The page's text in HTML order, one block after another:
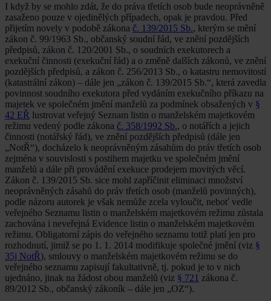
I když by se mohlo zdát, že do práva třetích osob bude neoprávněně
zasaženo pouze v ojedinělých případech, opak je pravdou. Před
přijetím novely v podobě zákona č. 139/2015 Sb., kterým se mění
zákon č. 99/1963 Sb., ob­čanský soudní řád, ve znění pozdějších
předpisů, zákon č. 120/2001 Sb., o soudních exekutorech a
exekuční činnosti (exekuční řád) a o změně dalších zákonů, ve znění
pozděj­ších předpisů, a zákon č. 256/2013 Sb., o katastru nemovi­tostí
(katastrální zákon) – dále jen „zákon č. 139/2015 Sb.“, která zavedla
povinnost soudního exekutora před vydáním exekučního příkazu na
majetek ve společném jmění manže­lů za podmínek obsažených v §
42 EŘ lustrovat veřejný Se­znam listin o manželském majetkovém
režimu vedený podle zákona č. 358/1992 Sb., o notářích a jejich
činnosti (notář­ský řád), ve znění pozdějších předpisů (dále jen
„NotŘ“), docházelo k neoprávněným zásahům do práv třetích osob
zejména v souvislosti s postihem majetku ve společném jmění
manželů a dále při provádění exekuce prodejem movitých věcí.
Zákon č. 139/2015 Sb. sice mohl zapříčinit eliminaci množství
neoprávněných zásahů do práv třetích osob (manželů povinných),
podle názoru autorek je však ne­může zcela vyloučit, neboť vedle
veřejného Seznamu listin o manželském majetkovém režimu zůstala
zachována i ne­veřejná Evidence listin o manželském majetkovém
režimu. Obligatorní zápis do veřejného seznamu totiž platí jen pro
rozhodnutí, jimiž se po 1. 1. 2014 modifikuje společné jmění (viz §
35j NotŘ), smlouvy o manželském majetkovém režimu se do
veřejného seznamu zapisují fakultativně, tj. pokud je to v nich
ujednáno, jinak na žádost obou manželů (viz § 721 zákona č.
89/2012 Sb., občanský zákoník – dále jen „OZ“).